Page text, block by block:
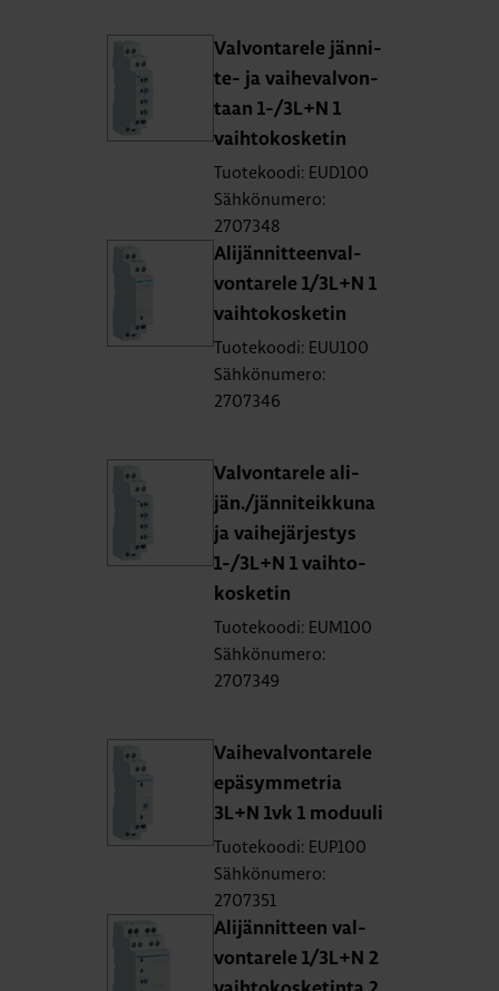
Val­von­ta­re­le jän­ni­
te- ja vai­he­val­von­
taan 1-/3L+N 1
vaih­to­kos­ke­tin
Tuotekoodi: EUD100
Sähkönumero:
2707348
Ali­jän­nit­teen­val­
von­ta­re­le 1/3L+N 1
vaih­to­kos­ke­tin
Tuotekoodi: EUU100
Sähkönumero:
2707346
Val­von­ta­re­le ali­
jän./jän­ni­teik­ku­na
ja vai­he­jär­jes­tys
1-/3L+N 1 vaih­to­
kos­ke­tin
Tuotekoodi: EUM100
Sähkönumero:
2707349
Vai­he­val­von­ta­re­le
epä­sym­met­ria
3L+N 1vk 1 mo­duu­li
Tuotekoodi: EUP100
Sähkönumero:
2707351
Ali­jän­nit­teen val­
von­ta­re­le 1/3L+N 2